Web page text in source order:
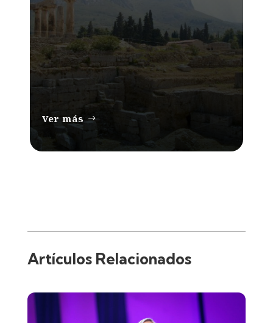
Ver más
Artículos Relacionados